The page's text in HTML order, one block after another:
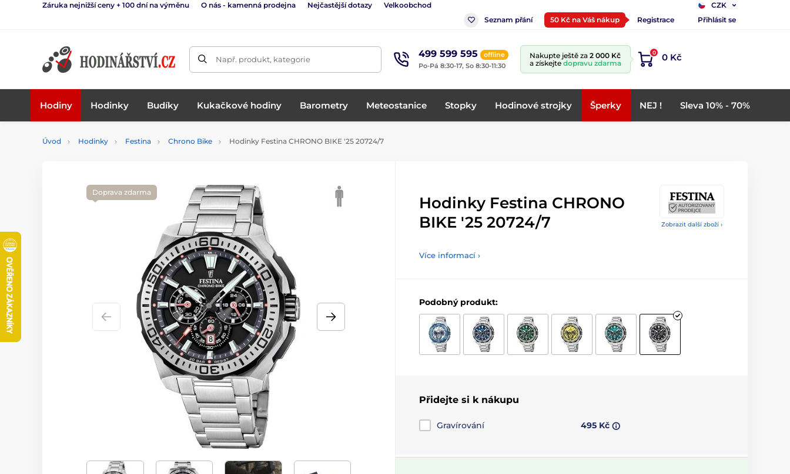
Záruka nejnižší ceny + 100 dní na výměnu O nás - kamenná prodejna Nejčastější dotazy Velkoobchod
CZK
Seznam přání
50 Kč na Váš nákup Registrace Přihlásit se
Např. produkt, kategorie 499 599 595
offline
Po-Pá 8:30-17, So 8:30-11:30
Nakupte ještě za 2 000 Kč
a získejte dopravu zdarma
0 0 Kč
Hodiny Hodinky Budíky Kukačkové hodiny Barometry Meteostanice Stopky Hodinové strojky Šperky NEJ ! Sleva 10% - 70%
Úvod Hodinky Festina Chrono Bike Hodinky Festina CHRONO BIKE '25 20724/7
Zobrazit další zboží ›
Doprava zdarma
Hodinky Festina CHRONO
BIKE '25 20724/7
Více informací ›
Podobný produkt:
Přidejte si k nákupu
Gravírování 495 Kč